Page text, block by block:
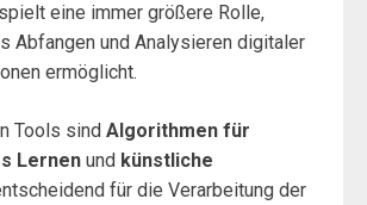
spielt eine immer größere Rolle,
Abfangen und Analysieren digitaler
ermöglicht.
Tools sind Algorithmen für
Lernen und künstliche
für die Verarbeitung der